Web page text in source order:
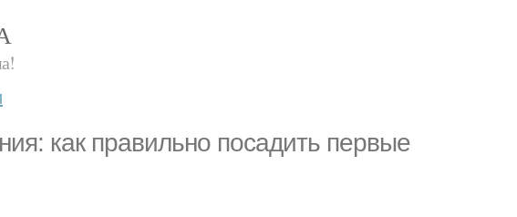
как правильно посадить первые